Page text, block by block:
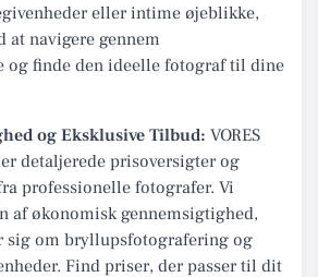
eller intime øjeblikke,
navigere gennem
og finde den ideelle fotograf til dine
og Eksklusive Tilbud: VORES
detaljerede prisoversigter og
professionelle fotografer. Vi
af økonomisk gennemsigtighed,
sig om bryllupsfotografering og
Find priser, der passer til dit